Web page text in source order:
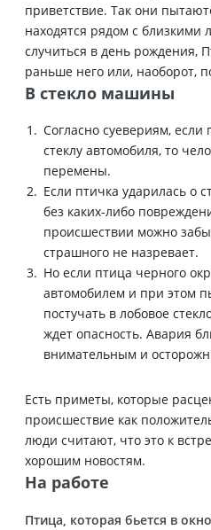
приветствие. Так они
находятся рядом с
случиться в день рождения,
раньше него или, наоборот,
В стекло машины
Согласно суевериям, если
стеклу автомобиля, то
перемены.
Если птичка ударилась о
без каких-либо
происшествии можно
страшного не назревает.
Но если птица черного
автомобилем и при этом
постучать в лобовое
ждет опасность. Авария
внимательным и
Есть приметы, которые
происшествие как
люди считают, что это к
хорошим новостям.
На работе
Птица, которая бьется в